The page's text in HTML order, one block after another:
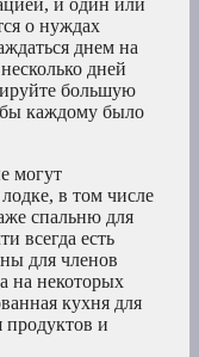
о нуждах
днем на
дней
большую
каждому было
могут
в том числе
спальню для
всегда есть
для членов
на некоторых
кухня для
и